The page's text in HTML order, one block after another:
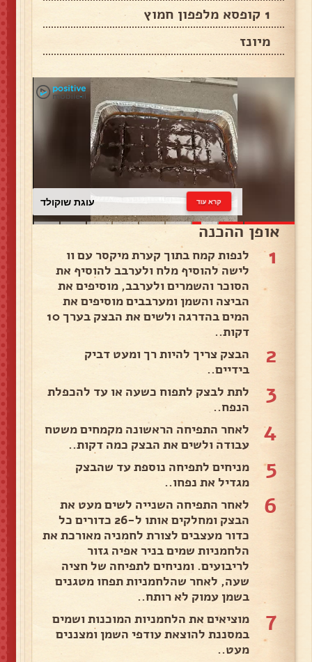
1 קופסא מלפפון חמוץ
מיונז
עוגת שוקולד קרא עוד
אופן ההכנה
1
לנפות קמח בתוך קערת מיקסר עם וו
לישה להוסיף מלח ולערבב להוסיף את
הסוכר והשמרים ולערבב, מוסיפים את
הביצה והשמן ומערבבים מוסיפים את
המים בהדרגה ולשים את הבצק בערך 10
דקות..
2
הבצק צריך להיות רך ומעט דביק
בידיים..
3
לתת לבצק לתפוח כשעה או עד להכפלת
הנפח..
4
לאחר התפיחה הראשונה מקמחים משטח
עבודה ולשים את הבצק כמה דקות..
5
מניחים לתפיחה נוספת עד שהבצק
מגדיל את נפחו..
6
לאחר התפיחה השנייה לשים מעט את
הבצק ומחלקים אותו ל-26 כדורים כל
כדור מעצבים לצורת לחמניה מאורכת את
הלחמניות שמים בניר אפיה גזור
לריבועים. ומניחים לתפיחה של חציה
שעה, לאחר שהלחמניות תפחו מטגנים
בשמן עמוק לא רותח..
7
מוציאים את הלחמניות המוכנות ושמים
במסננת להוצאת עודפי השמן ומצננים
מעט..